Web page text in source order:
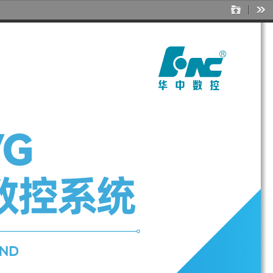
Open
控系统